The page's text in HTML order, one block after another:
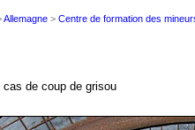
Allemagne > Centre de formation des
de coup de grisou